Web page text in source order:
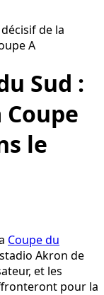
de la
A
Sud :
le
Coupe du
Akron de
et les
pour la